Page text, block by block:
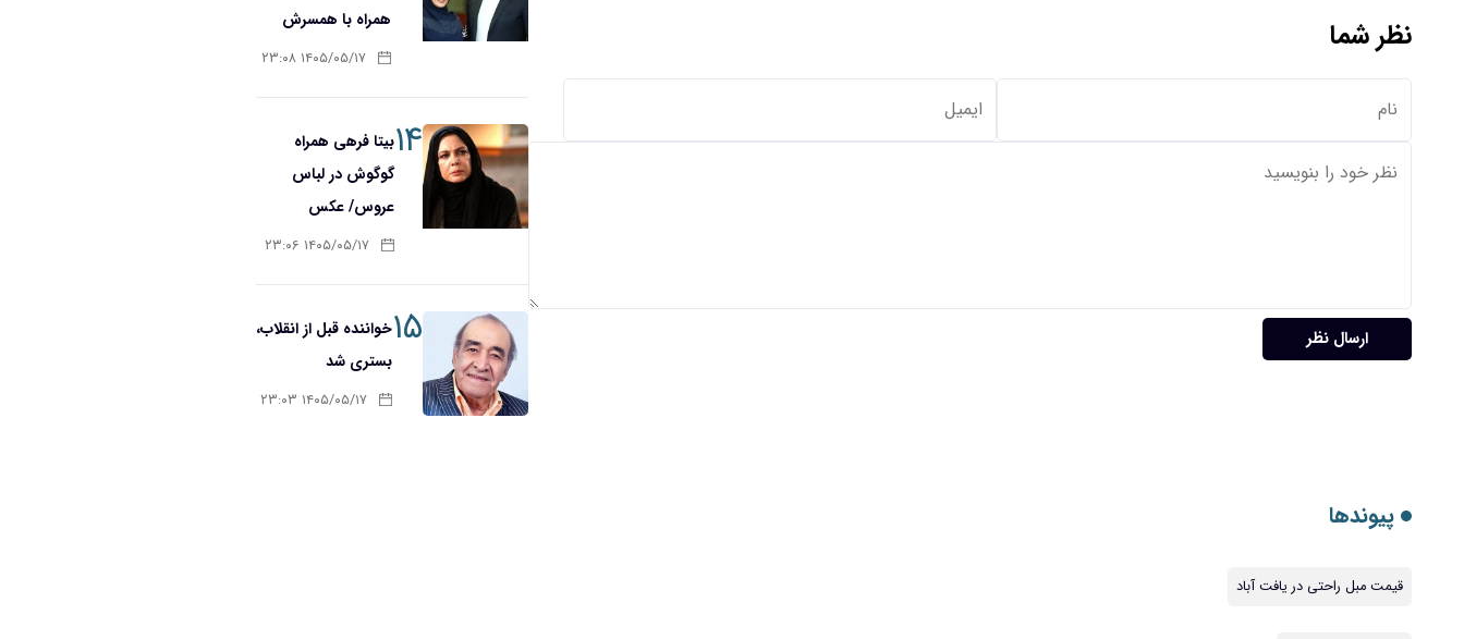
نظر شما
ارسال نظر
همراه با همسرش
۱۴۰۵/۰۵/۱۷ ۲۳:۰۸
۱۴بیتا فرهی همراه
گوگوش در لباس
عروس/ عکس
۱۴۰۵/۰۵/۱۷ ۲۳:۰۶
۱۵خواننده قبل از انقلاب،
بستری شد
۱۴۰۵/۰۵/۱۷ ۲۳:۰۳
پیوندها
قیمت مبل راحتی در یافت آباد